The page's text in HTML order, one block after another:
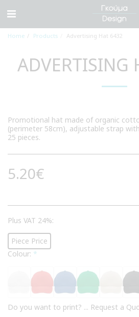
Home Products Advertising Hat 6432
ADVERTISING
Promotional hat made of organic
(perimeter 58cm), adjustable strap
25 pieces.
5.20€
Plus VAT 24%:
Piece Price
Colour: *
Do you want to print? ... Request a